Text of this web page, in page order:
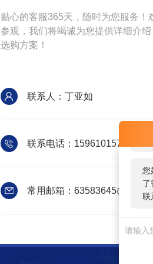
您
了
联
贴心的客服365天，随时为您服务！
参观，我们将竭诚为您提供详细介
选购方案！
联系人：丁亚如
联系电话：15961015751
常用邮箱：